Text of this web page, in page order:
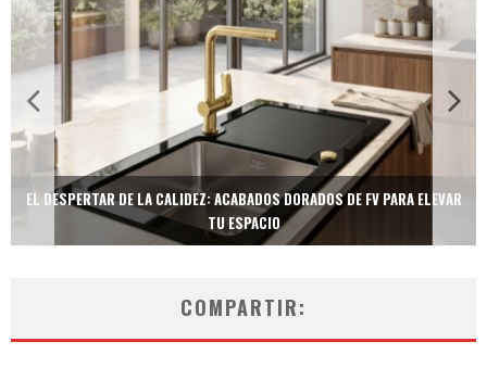
EL DESPERTAR DE LA CALIDEZ: ACABADOS DORADOS DE FV PARA ELEVAR
TU ESPACIO
COMPARTIR: